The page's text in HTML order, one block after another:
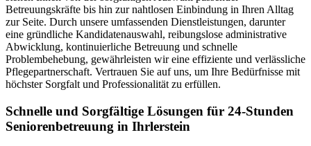
Betreuungskräfte bis hin zur nahtlosen Einbindung in Ihren Alltag
zur Seite. Durch unsere umfassenden Dienstleistungen, darunter
eine gründliche Kandidatenauswahl, reibungslose administrative
Abwicklung, kontinuierliche Betreuung und schnelle
Problembehebung, gewährleisten wir eine effiziente und verlässliche
Pflegepartnerschaft. Vertrauen Sie auf uns, um Ihre Bedürfnisse mit
höchster Sorgfalt und Professionalität zu erfüllen.
Schnelle und Sorgfältige Lösungen für 24-Stunden
Seniorenbetreuung in Ihrlerstein